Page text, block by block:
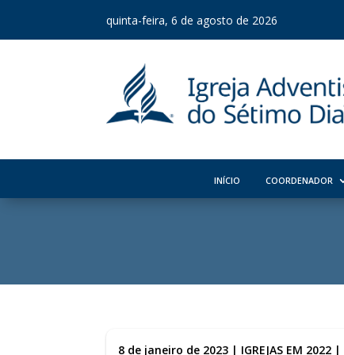
quinta-feira, 6 de agosto de 2026
INÍCIO COORDENADOR
8 de janeiro de 2023 | IGREJAS EM 2022 |